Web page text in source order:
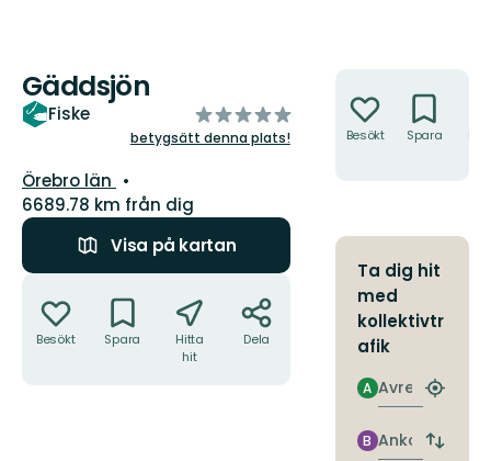
Gäddsjön
Fiske
av
5
betygsätt denna plats!
Län:
Örebro län
6689.78 km från dig
Visa på kartan
Besökt Spara
Hitta
hit
Dela
Besökt Spara
Ta dig hit
med
kollektivtr
afik
Avresa
A
Hitta
Ankomst
B
Byt